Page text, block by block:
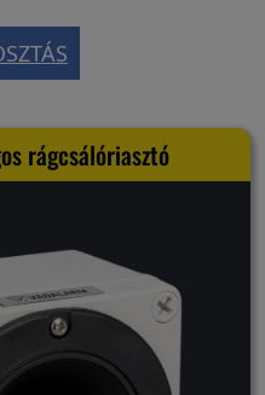
rágcsálóriasztó